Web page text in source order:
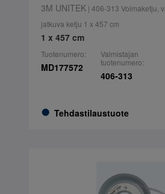
3M UNITEK| 406-313 Voimaketju,
jatkuva ketju 1 x 457 cm
1 x 457 cm
Tuotenumero:
MD177572
Tehdastilaustuote
Valmistajan
tuotenumero:
406-313